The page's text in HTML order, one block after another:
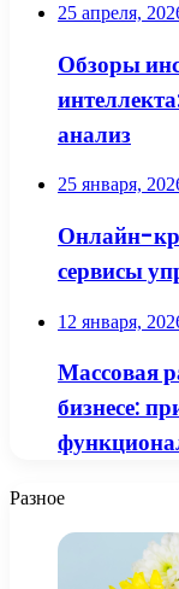
25 апреля,
Обзоры
анализ
25 января,
Онлайн-
сервисы
12 января,
Массовая
бизнесе:
Разное